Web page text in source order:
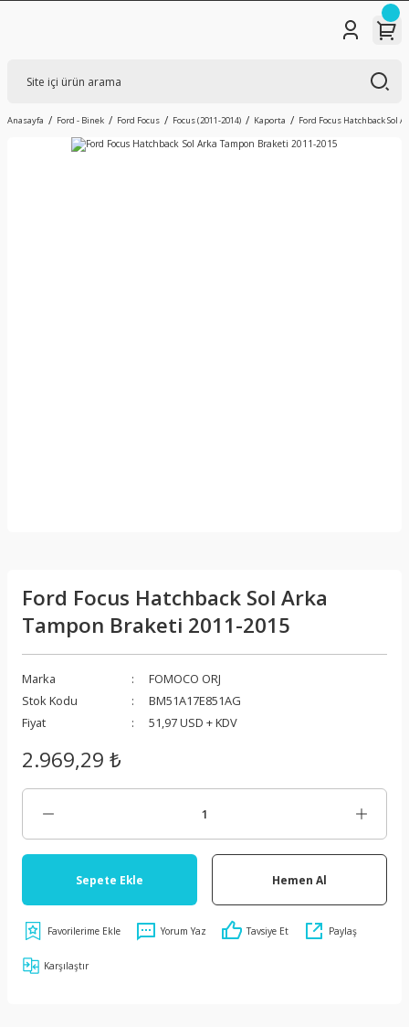
Anasayfa Ford - Binek Ford Focus Focus (2011-2014) Kaporta Ford Focus Hatchback Sol
Ford Focus Hatchback Sol Arka
Tampon Braketi 2011-2015
Marka
FOMOCO ORJ
Stok Kodu
BM51A17E851AG
Fiyat
51,97 USD + KDV
2.969,29 ₺
Sepete Ekle Hemen Al
Yorum Yaz Tavsiye Et Paylaş
Karşılaştır